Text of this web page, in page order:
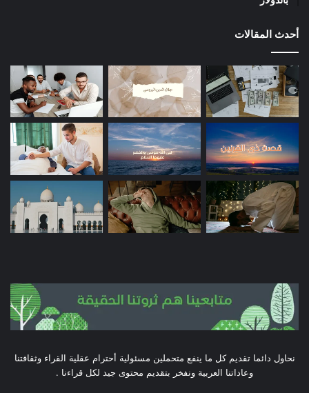
أحدث المقالات
نحاول دائما تقديم كل ما ينفع متحملين مسئولية أحترام عقلية القراء وثقافتنا
وعاداتنا العربية ونفخر بتقديم محتوى جيد لكل قراءنا .